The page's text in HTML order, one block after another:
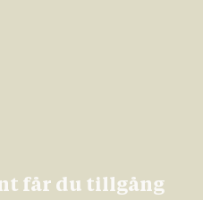
får du tillgång